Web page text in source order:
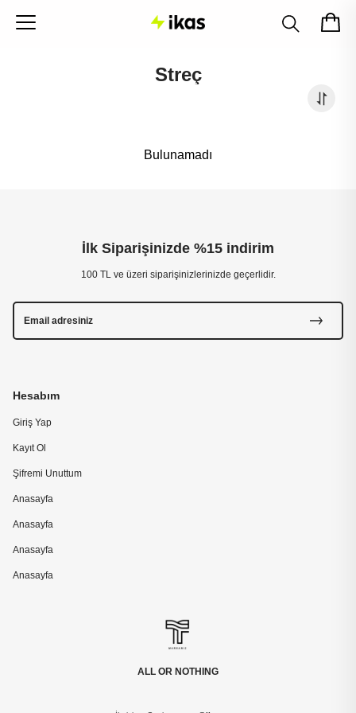
Streç
Bulunamadı
ALL OR NOTHING
Hesabım
Giriş Yap
Kayıt Ol
Şifremi Unuttum
Anasayfa
Anasayfa
Anasayfa
Anasayfa
İlk Siparişinizde %15 indirim
100 TL ve üzeri siparişinizlerinizde geçerlidir.